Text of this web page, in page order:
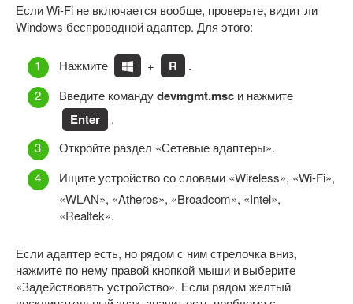
Если Wi-Fi не включается вообще, проверьте, видит ли
Windows беспроводной адаптер. Для этого:
Нажмите + R
.
Введите командуdevmgmt.msc и нажмите
Enter
.
Откройте раздел «Сетевые адаптеры».
Ищите устройство со словами «Wireless», «Wi-Fi»,
«WLAN», «Atheros», «Broadcom», «Intel»,
«Realtek».
Если адаптер есть, но рядом с ним стрелочка вниз,
нажмите по нему правой кнопкой мыши и выберите
«Задействовать устройство». Если рядом желтый